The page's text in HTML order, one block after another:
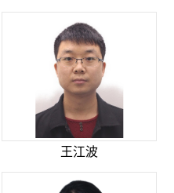
王江波